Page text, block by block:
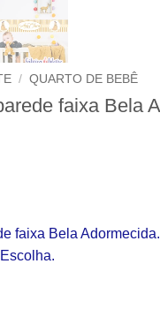
/ QUARTO DE BEBÊ
faixa Bela
faixa Bela
faixa Bela Adormecida